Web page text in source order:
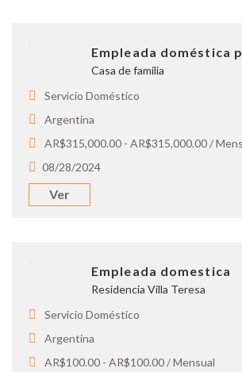
Empleada doméstica
Casa de familia
Servicio Doméstico
Argentina
AR$315,000.00 - AR$315,000.00 /
08/28/2024
Ver
Empleada domestica
Residencia Villa Teresa
Servicio Doméstico
Argentina
AR$100.00 - AR$100.00 / Mensual